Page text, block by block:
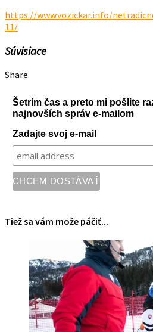
https://www.vozickar.info/
11/
Súvisiace
Share
Šetrím čas a preto mi pošlite
najnovších správ e-mailom
Zadajte svoj e-mail
Tiež sa vám može páčiť...